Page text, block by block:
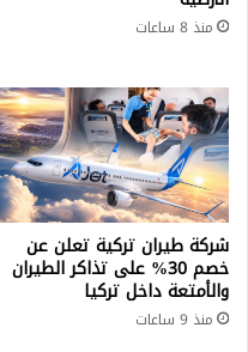
منذ 8 ساعات
شركة طيران تركية تعلن عن
خصم 30% على تذاكر الطيران
والأمتعة داخل تركيا
منذ 9 ساعات